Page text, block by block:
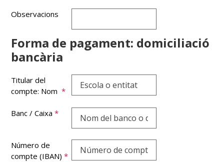
Observacions
Forma de pagament: domiciliació
bancària
Titular del
compte: Nom*
Banc / Caixa*
Número de
compte (IBAN)*